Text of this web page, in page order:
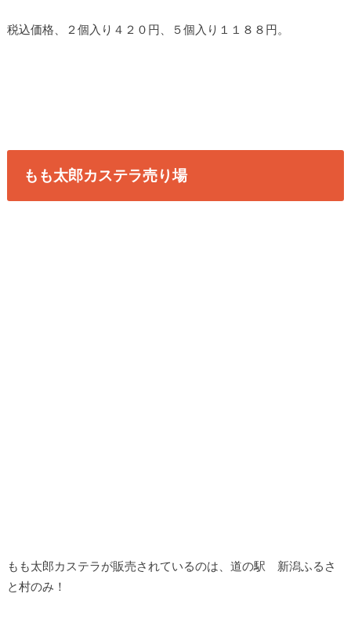
税込価格、２個入り４２０円、５個入り１１８８円。
もも太郎カステラ売り場
もも太郎カステラが販売されているのは、道の駅 新潟ふるさ
と村のみ！